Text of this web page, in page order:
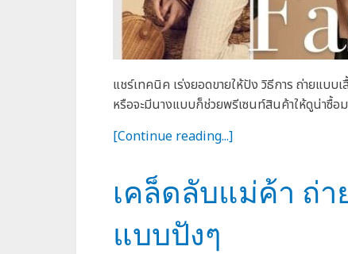
แชร์เทคนิค เร่งยอดขายให้ปัง วิธีการ ถ่ายแบบ
หรือจะมีนางแบบก็ช่วยพรีเซนท์สินค้าให้ดูน่าซื้อ
[Continue reading...]
เคล็ดลับแม่ค้า ถ่า
แบบปังๆ